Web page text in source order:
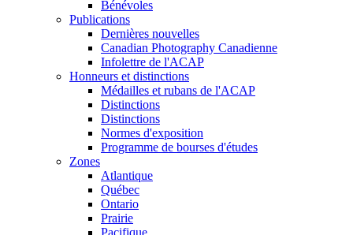
Bénévoles
Publications
Dernières nouvelles
Canadian Photography Canadienne
Infolettre de l'ACAP
Honneurs et distinctions
Médailles et rubans de l'ACAP
Distinctions
Distinctions
Normes d'exposition
Programme de bourses d'études
Zones
Atlantique
Québec
Ontario
Prairie
Pacifique